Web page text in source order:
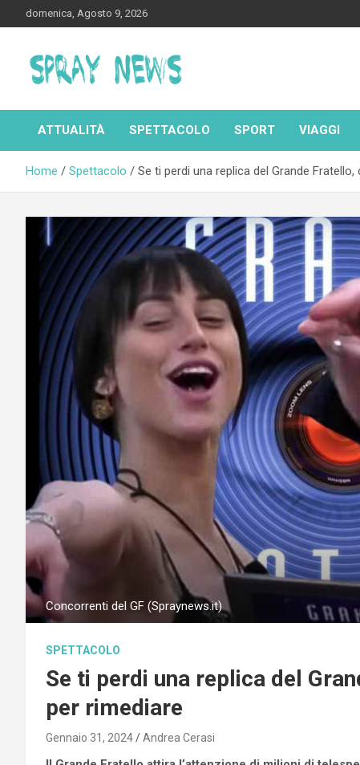
to
domenica, Agosto 9, 2026
Spraynews.it
ATTUALITÀ SPETTACOLO SPORT VIAGGI
Home Spettacolo Se ti perdi una replica del Grande
Concorrenti del GF (Spraynews.it)
SPETTACOLO
Se ti perdi una replica del
per rimediare
Gennaio 31, 2024 Andrea Cerasi